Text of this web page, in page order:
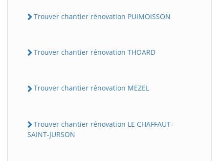
Trouver chantier rénovation PUIMOISSON
Trouver chantier rénovation THOARD
Trouver chantier rénovation MEZEL
Trouver chantier rénovation LE CHAFFAUT-
SAINT-JURSON